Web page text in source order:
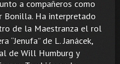
a compañeros como
Bonilla. Ha interpretado
de la Maestranza el rol
“Jenufa” de L. Janácek,
de Will Humburg y